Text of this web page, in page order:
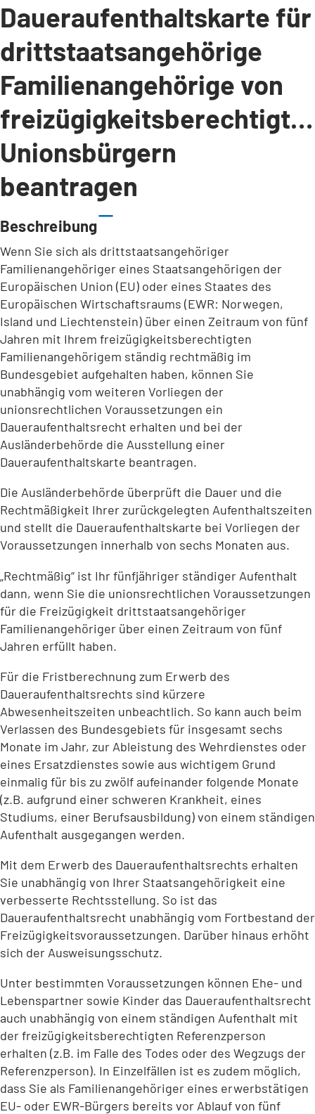
Daueraufenthaltskarte für
drittstaatsangehörige
Familienangehörige von
Unionsbürgern
beantragen
Beschreibung
Wenn Sie sich als drittstaatsangehöriger
Familienangehöriger eines Staatsangehörigen der
Europäischen Union (EU) oder eines Staates des
Europäischen Wirtschaftsraums (EWR: Norwegen,
Island und Liechtenstein) über einen Zeitraum von fünf
Jahren mit Ihrem freizügigkeitsberechtigten
Familienangehörigem ständig rechtmäßig im
Bundesgebiet aufgehalten haben, können Sie
unabhängig vom weiteren Vorliegen der
unionsrechtlichen Voraussetzungen ein
Daueraufenthaltsrecht erhalten und bei der
Ausländerbehörde die Ausstellung einer
Daueraufenthaltskarte beantragen.
Die Ausländerbehörde überprüft die Dauer und die
Rechtmäßigkeit Ihrer zurückgelegten Aufenthaltszeiten
und stellt die Daueraufenthaltskarte bei Vorliegen der
Voraussetzungen innerhalb von sechs Monaten aus.
„Rechtmäßig“ ist Ihr fünfjähriger ständiger Aufenthalt
dann, wenn Sie die unionsrechtlichen Voraussetzungen
für die Freizügigkeit drittstaatsangehöriger
Familienangehöriger über einen Zeitraum von fünf
Jahren erfüllt haben.
Für die Fristberechnung zum Erwerb des
Daueraufenthaltsrechts sind kürzere
Abwesenheitszeiten unbeachtlich. So kann auch beim
Verlassen des Bundesgebiets für insgesamt sechs
Monate im Jahr, zur Ableistung des Wehrdienstes oder
eines Ersatzdienstes sowie aus wichtigem Grund
einmalig für bis zu zwölf aufeinander folgende Monate
(z.B. aufgrund einer schweren Krankheit, eines
Studiums, einer Berufsausbildung) von einem ständigen
Aufenthalt ausgegangen werden.
Mit dem Erwerb des Daueraufenthaltsrechts erhalten
Sie unabhängig von Ihrer Staatsangehörigkeit eine
verbesserte Rechtsstellung. So ist das
Daueraufenthaltsrecht unabhängig vom Fortbestand der
Freizügigkeitsvoraussetzungen. Darüber hinaus erhöht
sich der Ausweisungsschutz.
Unter bestimmten Voraussetzungen können Ehe- und
Lebenspartner sowie Kinder das Daueraufenthaltsrecht
auch unabhängig von einem ständigen Aufenthalt mit
der freizügigkeitsberechtigten Referenzperson
erhalten (z.B. im Falle des Todes oder des Wegzugs der
Referenzperson). In Einzelfällen ist es zudem möglich,
dass Sie als Familienangehöriger eines erwerbstätigen
EU- oder EWR-Bürgers bereits vor Ablauf von fünf